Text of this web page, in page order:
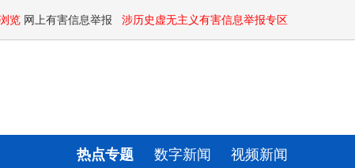
览 网上有害信息举报 涉历史虚无主义有害信息举报专区
热点专题 数字新闻
视频新闻